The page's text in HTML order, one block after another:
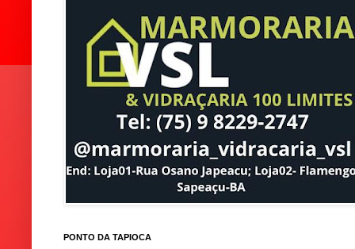
PONTO DA TAPIOCA